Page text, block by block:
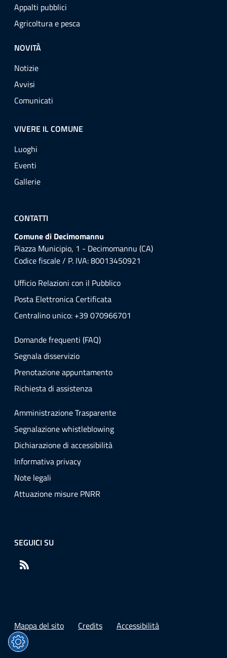
Appalti pubblici
Agricoltura e pesca
NOVITÀ
Notizie
Avvisi
Comunicati
VIVERE IL COMUNE
Luoghi
Eventi
Gallerie
CONTATTI
Comune di Decimomannu
Piazza Municipio, 1 - Decimomannu (CA)
Codice fiscale / P. IVA: 80013450921
Ufficio Relazioni con il Pubblico
Posta Elettronica Certificata
Centralino unico: +39 070966701
Domande frequenti (FAQ)
Segnala disservizio
Prenotazione appuntamento
Richiesta di assistenza
Amministrazione Trasparente
Segnalazione whistleblowing
Dichiarazione di accessibilità
Informativa privacy
Note legali
Attuazione misure PNRR
SEGUICI SU
Mappa del sito Credits Accessibilità